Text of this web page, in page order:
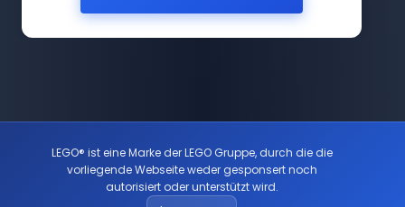
LEGO® ist eine Marke der LEGO Gruppe, durch die die
vorliegende Webseite weder gesponsert noch
autorisiert oder unterstützt wird.